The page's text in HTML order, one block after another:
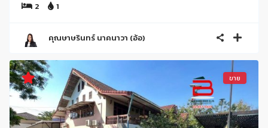
2
1
คุณษาษรินทร์ นาคนาวา (อ้อ)
ขาย